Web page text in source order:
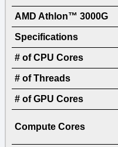
AMD Athlon™ 3000G
Specifications
# of CPU Cores
# of Threads
# of GPU Cores
Compute Cores